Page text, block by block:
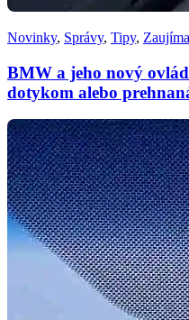
Novinky, Správy, Tipy,
BMW a jeho nový
dotykom alebo